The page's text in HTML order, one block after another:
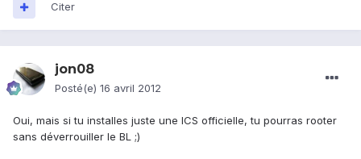
Citer
jon08
Posté(e) 16 avril 2012
Oui, mais si tu installes juste une ICS officielle, tu pourras rooter
sans déverrouiller le BL ;)